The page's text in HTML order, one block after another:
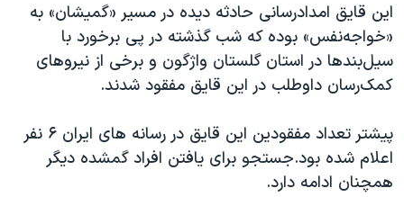
صفحه‌های ویژه
سفر پرزیدنت ترامپ به چین
این قایق امدادرسانی حادثه دیده در مسیر «گمیشان» به
«خواجه‌نفس» بوده که شب گذشته در پی برخورد با
سیل‌بندها در استان گلستان واژگون و برخی از نیروهای
کمک‌رسان داوطلب در این قایق مفقود شدند.
پیشتر تعداد مفقودین این قایق در رسانه های ایران ۶ نفر
اعلام شده بود.جستجو برای یافتن افراد گمشده دیگر
همچنان ادامه دارد.